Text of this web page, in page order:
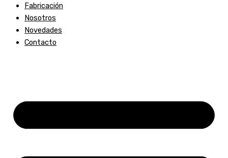
Fabricación
Nosotros
Novedades
Contacto